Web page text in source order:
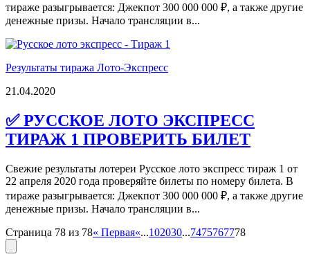
тираже разыгрывается: Джекпот 300 000 000 ₽, а также другие
денежные призы. Начало трансляции в...
Результаты тиража Лото-Экспресс
21.04.2020
✅ РУССКОЕ ЛОТО ЭКСПРЕСС
ТИРАЖ 1 ПРОВЕРИТЬ БИЛЕТ
Свежие результаты лотереи Русское лото экспресс тираж 1 от
22 апреля 2020 года проверяйте билеты по номеру билета. В
тираже разыгрывается: Джекпот 300 000 000 ₽, а также другие
денежные призы. Начало трансляции в...
Страница 78 из 78« Первая«...102030...7475767778